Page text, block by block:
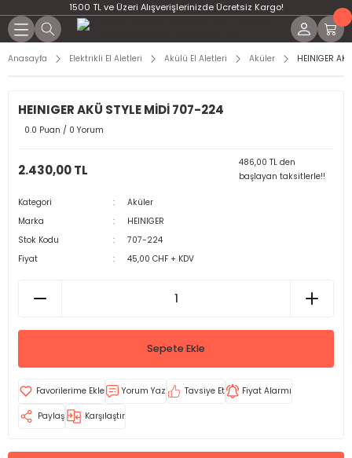
1500 TL ve Üzeri Alışverişlerinizde Ücretsiz Kargo!
Anasayfa Elektrikli El Aletleri Akülü El Aletleri Aküler HEINIGER
HEINIGER AKÜ STYLE MİDİ 707-224
0.0 Puan / 0 Yorum
2.430,00 TL
486,00 TL den
başlayan taksitlerle!!
Kategori
Aküler
Marka
HEINIGER
Stok Kodu
707-224
Fiyat
45,00 CHF + KDV
Sepete Ekle
Yorum Yaz Tavsiye Et Fiyat Alarmı
Paylaş Karşılaştır